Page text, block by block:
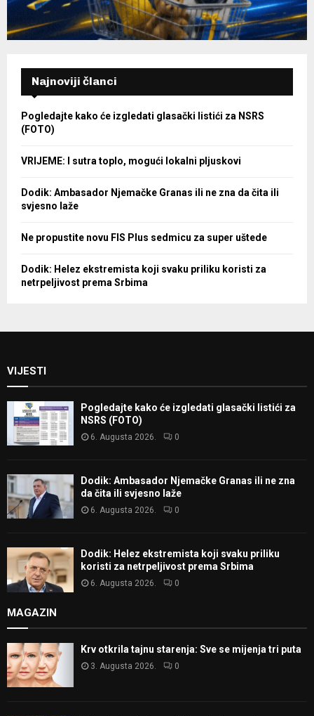
Najnoviji članci
Pogledajte kako će izgledati glasački listići za NSRS
(FOTO)
VRIJEME: I sutra toplo, mogući lokalni pljuskovi
Dodik: Ambasador Njemačke Granas ili ne zna da čita ili
svjesno laže
Ne propustite novu FIS Plus sedmicu za super uštede
Dodik: Helez ekstremista koji svaku priliku koristi za
netrpeljivost prema Srbima
VIJESTI
Pogledajte kako će izgledati glasački listići za
NSRS (FOTO)
6. Augusta 2026. 0
Dodik: Ambasador Njemačke Granas ili ne zna
da čita ili svjesno laže
6. Augusta 2026. 0
Dodik: Helez ekstremista koji svaku priliku
koristi za netrpeljivost prema Srbima
6. Augusta 2026. 0
MAGAZIN
Krv otkrila tajnu starenja: Sve se mijenja tri puta
3. Augusta 2026. 0